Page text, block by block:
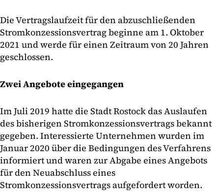
Die Vertragslaufzeit für den abzuschließenden
Stromkonzessionsvertrag beginne am 1. Oktober
2021 und werde für einen Zeitraum von 20 Jahren
geschlossen.
Zwei Angebote eingegangen
Im Juli 2019 hatte die Stadt Rostock das Auslaufen
des bisherigen Stromkonzessionsvertrags bekannt
gegeben. Interessierte Unternehmen wurden im
Januar 2020 über die Bedingungen des Verfahrens
informiert und waren zur Abgabe eines Angebots
für den Neuabschluss eines
Stromkonzessionsvertrags aufgefordert worden.